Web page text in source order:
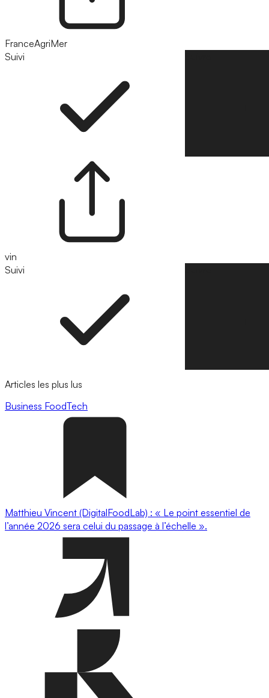
FranceAgriMer
Suivi
vin
Suivi
Articles les plus lus
Business FoodTech
Matthieu Vincent (DigitalFoodLab) : « Le point essentiel de
l’année 2026 sera celui du passage à l’échelle ».